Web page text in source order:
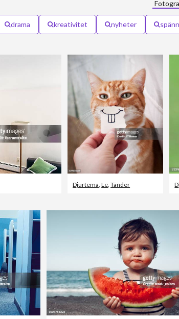
drama kreativitet nyheter
Djurtema,Le,Tänder